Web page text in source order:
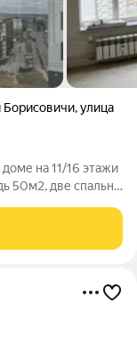
Борисовичи,улица
на 11/16 этажи
50м2, две спальни
мкр.